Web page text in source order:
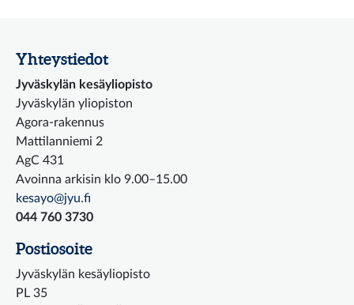
Yhteystiedot
Jyväskylän kesäyliopisto
Jyväskylän yliopiston
Agora-rakennus
Mattilanniemi 2
AgC 431
Avoinna arkisin klo 9.00–15.00
kesayo@jyu.fi
044 760 3730
Postiosoite
Jyväskylän kesäyliopisto
PL 35